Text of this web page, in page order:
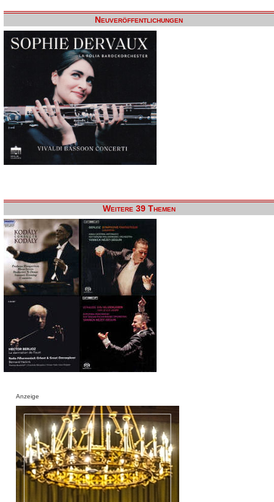
Neuveröffentlichungen
Weitere 39 Themen
Anzeige